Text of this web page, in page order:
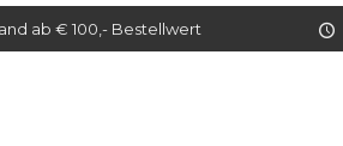
ab € 100,- Bestellwert